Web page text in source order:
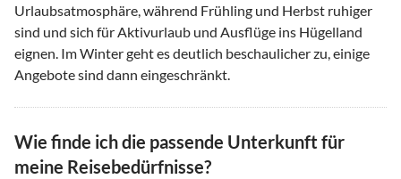
Urlaubsatmosphäre, während Frühling und Herbst ruhiger
sind und sich für Aktivurlaub und Ausflüge ins Hügelland
eignen. Im Winter geht es deutlich beschaulicher zu, einige
Angebote sind dann eingeschränkt.
Wie finde ich die passende Unterkunft für
meine Reisebedürfnisse?